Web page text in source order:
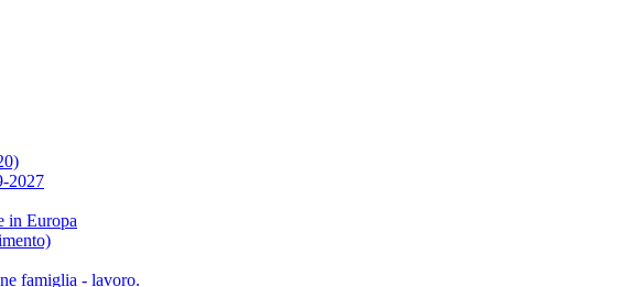
2027
in Europa
famiglia - lavoro.